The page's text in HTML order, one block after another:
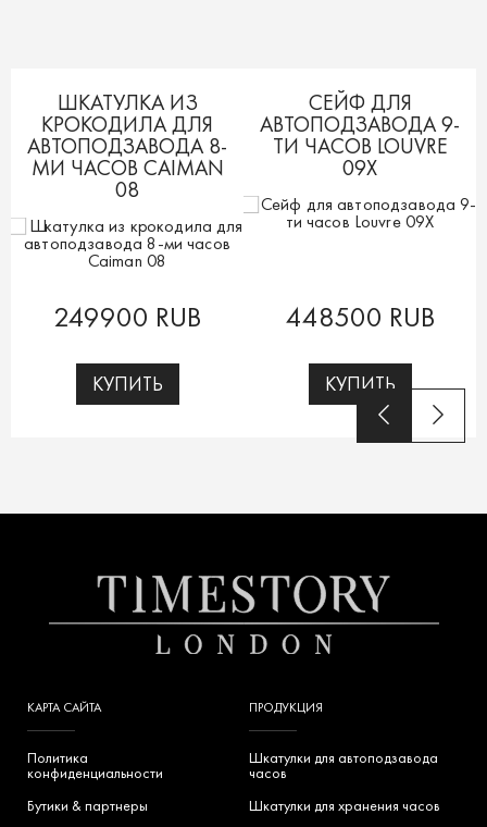
ШКАТУЛКА ИЗ
КРОКОДИЛА ДЛЯ
АВТОПОДЗАВОДА 8-
МИ ЧАСОВ CAIMAN
08
249900 RUB
КУПИТЬ
СЕЙФ ДЛЯ
АВТОПОДЗАВОДА 9-
ТИ ЧАСОВ LOUVRE
09X
448500 RUB
КУПИТЬ
КАРТА САЙТА
Политика
конфиденциальности
Бутики & партнеры
ПРОДУКЦИЯ
Шкатулки для автоподзавода
часов
Шкатулки для хранения часов